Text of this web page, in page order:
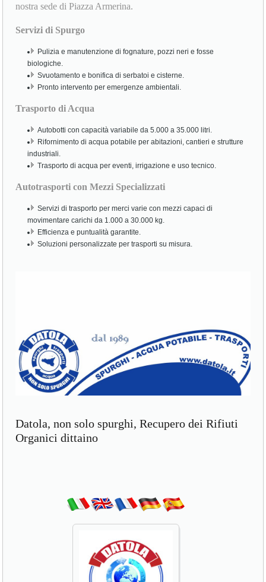
nostra sede di Piazza Armerina.
Servizi di Spurgo
Pulizia e manutenzione di fognature, pozzi neri e fosse
biologiche.
Svuotamento e bonifica di serbatoi e cisterne.
Pronto intervento per emergenze ambientali.
Trasporto di Acqua
Autobotti con capacità variabile da 5.000 a 35.000 litri.
Rifornimento di acqua potabile per abitazioni, cantieri e strutture
industriali.
Trasporto di acqua per eventi, irrigazione e uso tecnico.
Autotrasporti con Mezzi Specializzati
Servizi di trasporto per merci varie con mezzi capaci di
movimentare carichi da 1.000 a 30.000 kg.
Efficienza e puntualità garantite.
Soluzioni personalizzate per trasporti su misura.
Datola, non solo spurghi, Recupero dei Rifiuti
Organici dittaino